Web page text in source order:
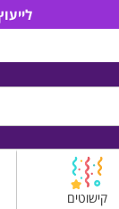
קישוטים